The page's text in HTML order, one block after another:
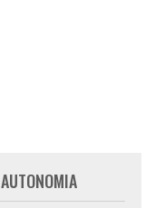
AUTONOMIA